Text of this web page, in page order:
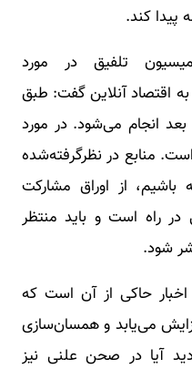
پیدا کند.
تلفیق در مورد
اقتصاد آنلاین گفت: طبق
انجام می‌شود. در مورد
منابع در نظرگرفته‌شده
از اوراق مشارکت
راه است و باید منتظر
شود.
حاکی از آن است که
می‌یابد و همسان‌سازی
آیا در صحن علنی نیز